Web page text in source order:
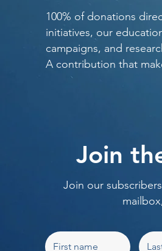
100% of donations
initiatives, our
campaigns, and
A contribution that
Join
Join our